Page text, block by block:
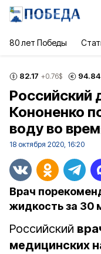
80 лет Победы
82.17 +0.76$ 94.84
Российский
Кононенко
воду во
18 октября 2020, 16:20
Врач
жидкость за 30
Российский
медицинских